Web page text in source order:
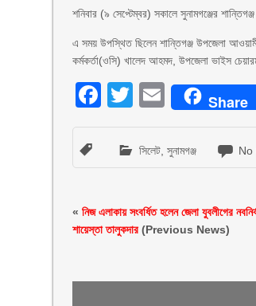
শনিবার (৯ সেপ্টেম্বর) সকালে সুনামগঞ্জের
এ সময় উপস্থিত ছিলেন শান্তিগঞ্জ উপজেলা
কর্মকর্তা(ওসি) খালেদ আহমদ, উপজেলা ভাইস
Facebook
Twitter
EmailShare
সিলেট ,সুনামগঞ্জ No
«নিজ এলাকায় সংবর্ধিত হলেন জেলা যুবলীগের
শায়েস্তা তালুকদার(Previous News)